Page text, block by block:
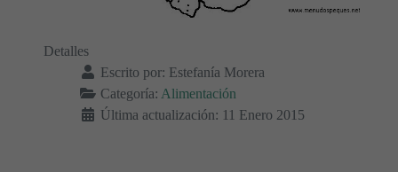
Detalles
Escrito por: Estefanía Morera
Categoría: Alimentación
Última actualización: 11 Enero 2015